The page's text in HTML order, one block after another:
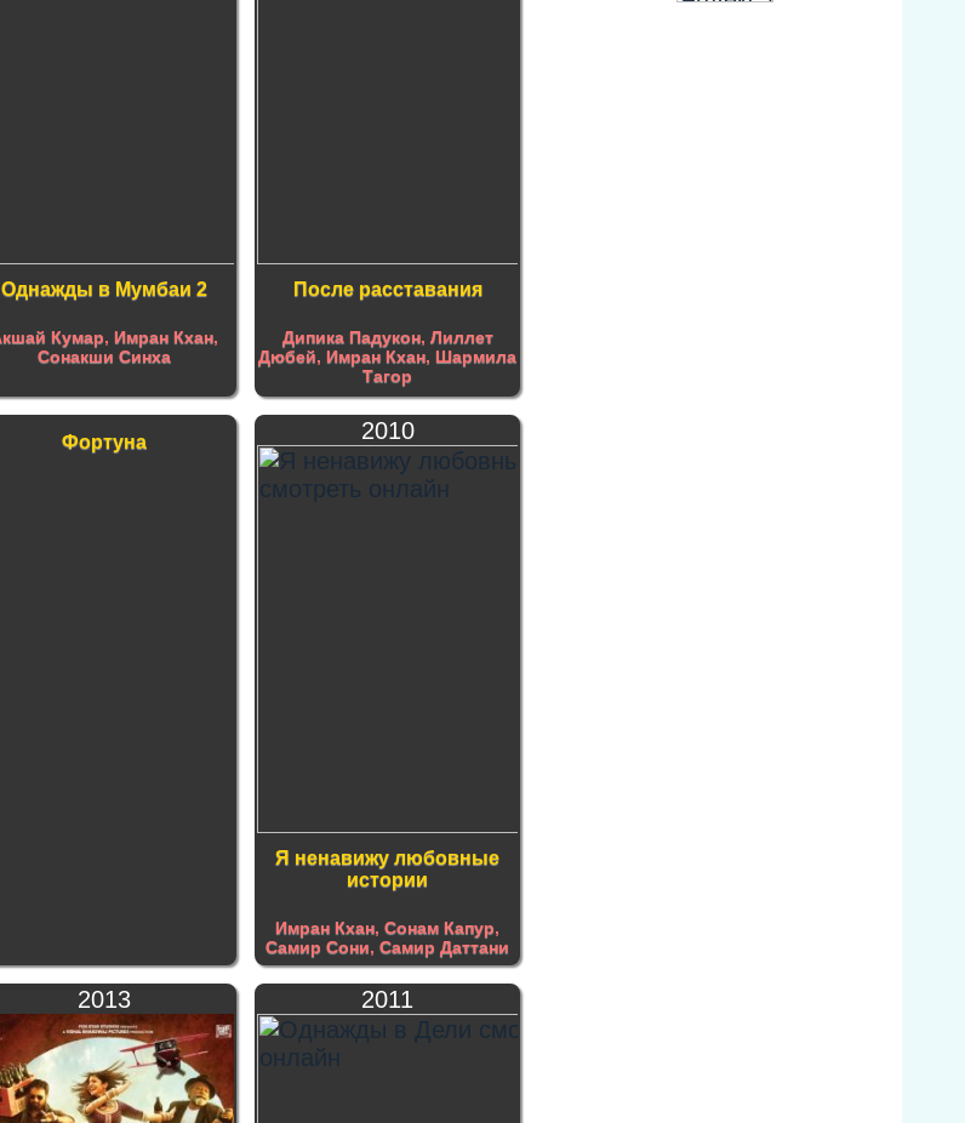
Однажды в Мумбаи 2
Кумар, Имран Кхан,
Сонакши Синха
После расставания
Дипика Падукон, Лиллет
Дюбей,Имран Кхан,Шармила
Тагор
Фортуна 2010
Я ненавижу любовные
истории
Имран Кхан,Сонам Капур,
Самир Сони,Самир Даттани
2013 2011